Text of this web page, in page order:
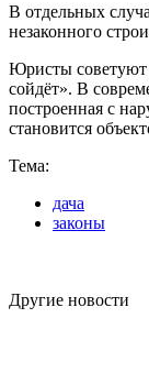
В отдельных
незаконного
Юристы советуют
сойдёт». В
построенная с
становится
Тема:
дача
законы
Другие новости